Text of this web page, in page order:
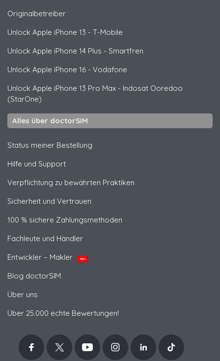
Originalbetreiber
Unlock Apple iPhone 13 - T-Mobile
Unlock Apple iPhone 14 Plus - Smartfren
Unlock Apple iPhone 16 - Vodafone
Unlock Apple iPhone 13 Pro Max - Indosat Ooredoo
(StarOne)
Alles über doctorSIM
Status meiner Bestellung
Hilfe und Support
Verpflichtung zu bewährten Praktiken
Sicherheit und Vertrauen
100 % sichere Zahlungsmethoden
Fachleute und Händler
Entwickler – Makler
NEU
Blog doctorSIM
Über uns
Über 25.000 echte Bewertungen!